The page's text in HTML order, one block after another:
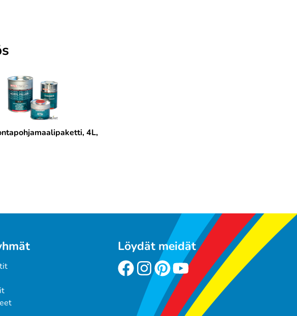
4L,
Löydät meidät